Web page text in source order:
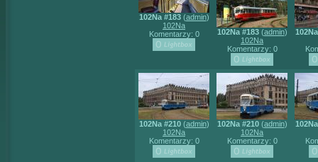
102Na #183(admin)
102Na
Komentarzy: 0
102Na #183(admin)
102Na
Komentarzy: 0
102Na #210(admin)
102Na
Komentarzy: 0
102Na #210(admin)
102Na
Komentarzy: 0